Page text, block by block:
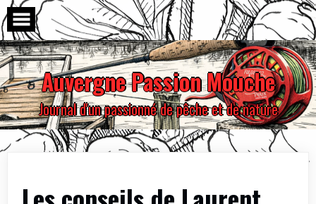
Skip
to
content
Auvergne Passion Mouche
Journal d'un passionné de pêche et de nature